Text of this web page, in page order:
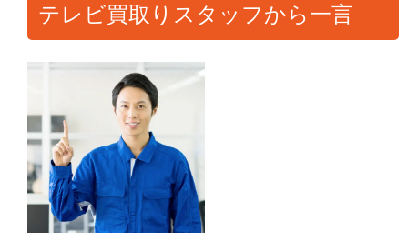
テレビ買取りスタッフから一言